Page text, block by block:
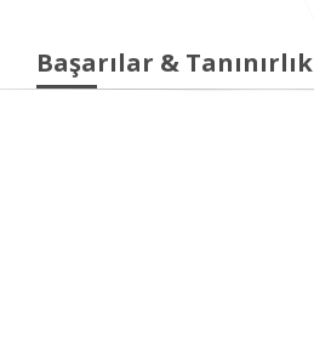
Başarılar & Tanınırlık